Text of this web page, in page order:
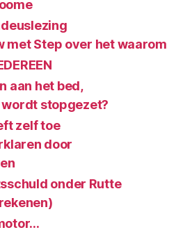
met Step over het waarom
aan het bed,
stopgezet?
zelf toe
door
onder Rutte